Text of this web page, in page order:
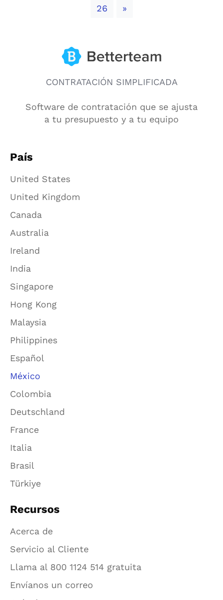
26 »Next
CONTRATACIÓN SIMPLIFICADA
Software de contratación que se ajusta
a tu presupuesto y a tu equipo
País
United States
United Kingdom
Canada
Australia
Ireland
India
Singapore
Hong Kong
Malaysia
Philippines
Español
México
Colombia
Deutschland
France
Italia
Brasil
Türkiye
Recursos
Acerca de
Servicio al Cliente
Llama al 800 1124 514 gratuita
Envíanos un correo